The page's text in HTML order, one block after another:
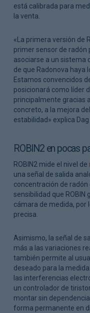
está calibrada para
la venta.
«La primera versión de
primer sensor de
asociarse a un sistema
de que Radonova haya
Estamos convencidos
posicionará como líder
principalmente gracias
concreto, a la mejora
estabilidad» explica
ROBIN2 en pocas
ROBIN2 mide el nivel de
una señal de salida
concentración de radón
sensibilidad que
cámara de medida, por
precisa.
Asimismo, la señal de
más a las variaciones
también permite al
deseado para la
las interferencias
un controlador de
montar sin
forma permanente en